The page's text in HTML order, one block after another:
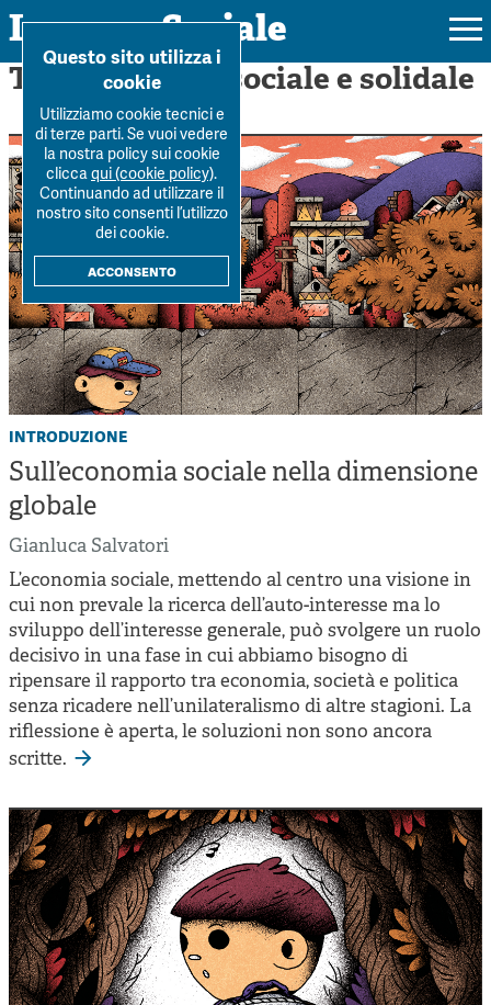
Impresa Sociale
Rivista
Ultimo numero
La Rivista
Submission
Colophon
Autori
Archivio
Argomenti
Forum
Forum
Tutti gli articoli
Autori
Argomenti
Dossier
Tutti i dossier
Workshop Impresa Sociale 2021
Impresa sociale, reciprocità e sostenibilità
Innovazione sociale
Cooperative di comunità
Impresa sociale e democrazia
Acini di fuoco - Dossier Mezzogiorno
Valutazione e dintorni
Chi siamo
Contatti
Sostienici
Home
Tag: Economia sociale e solidale
introduzione
Sull’economia sociale nella dimensione
globale
Gianluca Salvatori
L’economia sociale, mettendo al centro una visione in
cui non prevale la ricerca dell’auto-interesse ma lo
sviluppo dell’interesse generale, può svolgere un ruolo
decisivo in una fase in cui abbiamo bisogno di
ripensare il rapporto tra economia, società e politica
senza ricadere nell’unilateralismo di altre stagioni. La
riflessione è aperta, le soluzioni non sono ancora
scritte.
Questo sito utilizza i
cookie
Utilizziamo cookie tecnici e
di terze parti. Se vuoi vedere
la nostra policy sui cookie
cliccaqui (cookie policy).
Continuando ad utilizzare il
nostro sito consenti l’utilizzo
dei cookie.
acconsento